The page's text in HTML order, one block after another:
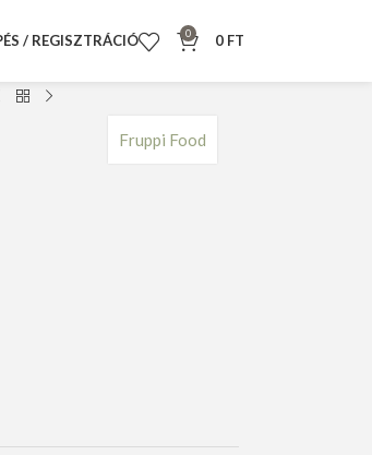
/ REGISZTRÁCIÓ 0 0 FT
Fruppi Food